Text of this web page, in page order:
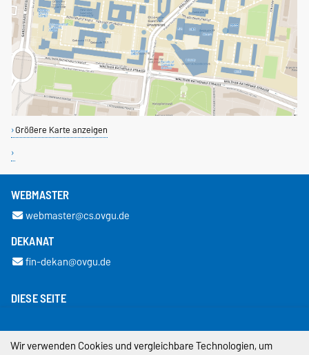
Größere Karte anzeigen
WEBMASTER
webmaster@cs.ovgu.de
DEKANAT
fin-dekan@ovgu.de
DIESE SEITE
Wir verwenden Cookies und vergleichbare Technologien, um